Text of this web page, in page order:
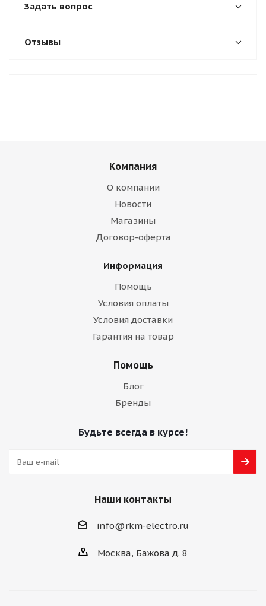
Задать вопрос
Отзывы
Компания
О компании
Новости
Магазины
Договор-оферта
Информация
Помощь
Условия оплаты
Условия доставки
Гарантия на товар
Помощь
Блог
Бренды
Будьте всегда в курсе!
Наши контакты
info@rkm-electro.ru
Москва, Бажова д. 8